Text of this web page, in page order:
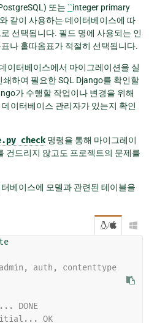
또는 ``integer primary
같이 사용하는 데이터베이스에 따
선택됩니다. 필드 명에 사용되는 인
나 홑따옴표가 적절히 선택됩니다.
이터베이스에서 마이그레이션을 실
하여 필요한 SQL Django를 확인할
가 수행할 작업이나 변경을 위해
이터베이스 관리자가 있는지 확인
check 명령을 통해 마이그레이
건드리지 않고도 프로젝트의 문제를
베이스에 모델과 관련된 테이블을
/ 
DONE
OK